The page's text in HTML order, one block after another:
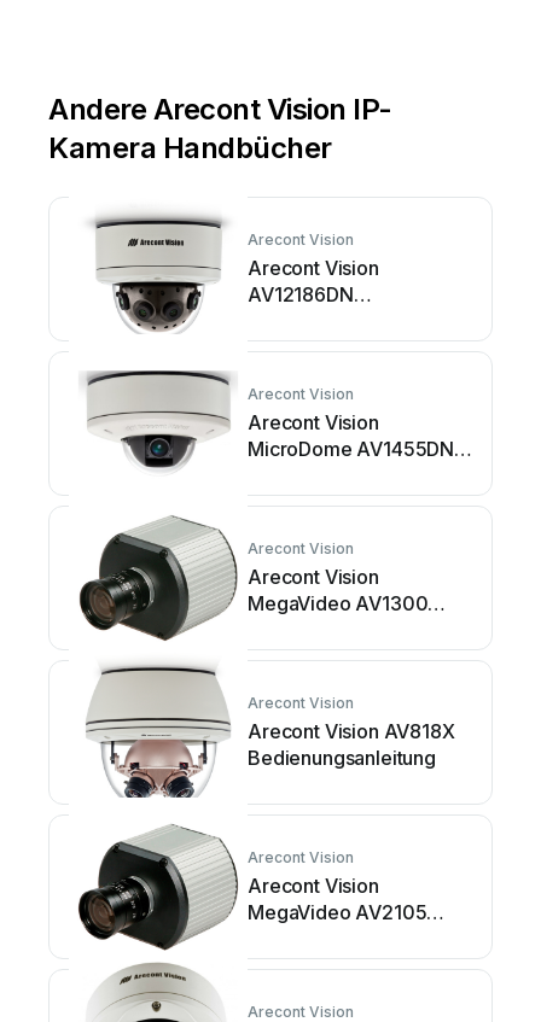
Andere Arecont Vision IP-
Kamera Handbücher
Arecont Vision
Arecont Vision
AV12186DN
Bedienungsanleitung
Arecont Vision
Arecont Vision
MicroDome AV1455DN-
Arecont Vision
Arecont Vision
MegaVideo AV1300
Arecont Vision
Arecont Vision AV818X
Bedienungsanleitung
Arecont Vision
Arecont Vision
MegaVideo AV2105
Arecont Vision